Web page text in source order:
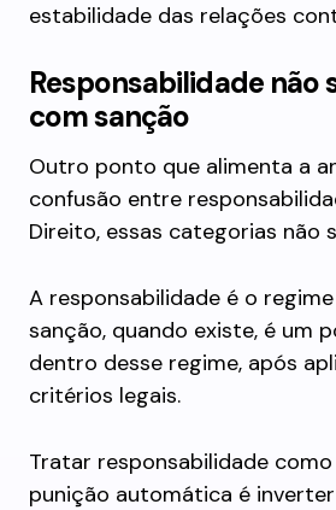
estabilidade das relações
Responsabilidade não
com sanção
Outro ponto que alimenta a
confusão entre
Direito, essas categorias não
A responsabilidade é o
sanção, quando existe, é um
dentro desse regime, após
critérios legais.
Tratar responsabilidade
punição automática é